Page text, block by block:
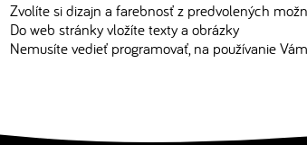
Zvolíte si dizajn a farebnosť z predvolených
Do web stránky vložíte texty a obrázky
Nemusíte vedieť programovať, na používanie